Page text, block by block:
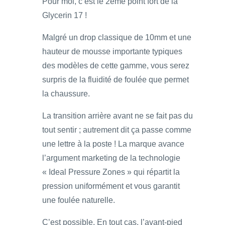
Glycerin 17 !
Malgré un drop classique de 10mm et une
hauteur de mousse importante typiques
des modèles de cette gamme, vous serez
surpris de la fluidité de foulée que permet
la chaussure.
La transition arrière avant ne se fait pas du
tout sentir ; autrement dit ça passe comme
une lettre à la poste ! La marque avance
l’argument marketing de la technologie
« Ideal Pressure Zones » qui répartit la
pression uniformément et vous garantit
une foulée naturelle.
C’est possible. En tout cas, l’avant-pied